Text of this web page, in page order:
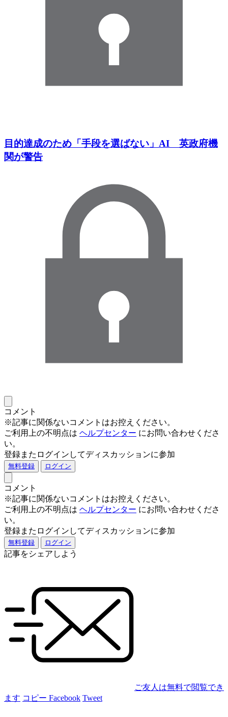
目的達成のため「手段を選ばない」AI 英政府機
関が警告
コメント
※記事に関係ないコメントはお控えください。
ご利用上の不明点は ヘルプセンター にお問い合わせくださ
い。
登録またログインしてディスカッションに参加
無料登録 ログイン
コメント
※記事に関係ないコメントはお控えください。
ご利用上の不明点は ヘルプセンター にお問い合わせくださ
い。
登録またログインしてディスカッションに参加
無料登録 ログイン
記事をシェアしよう
ご友人は無料で閲覧でき
ます コピー Facebook Tweet